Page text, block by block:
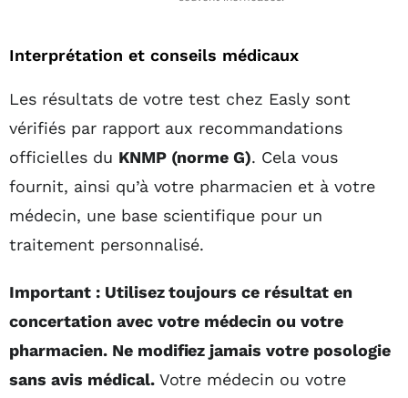
Interprétation et conseils médicaux
Les résultats de votre test chez Easly sont
vérifiés par rapport aux recommandations
officielles du KNMP (norme G). Cela vous
fournit, ainsi qu’à votre pharmacien et à votre
médecin, une base scientifique pour un
traitement personnalisé.
Important : Utilisez toujours ce résultat en
concertation avec votre médecin ou votre
pharmacien. Ne modifiez jamais votre posologie
sans avis médical.Votre médecin ou votre